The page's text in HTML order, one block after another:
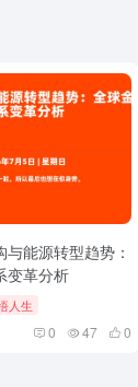
能源转型趋势：
变革分析
人生
0 47 0